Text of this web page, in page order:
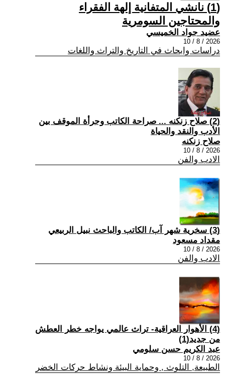
(1) نانشي المتفانية إلهة الفقراء
والمحتاجين السومرية
عضيد جواد الخميسي
2026 / 8 / 10
دراسات وابحاث في التاريخ والتراث واللغات
(2) صلاح زنكنه ... صراحة الكاتب وجرأة الموقف بين
الأدب والنقد والحياة
صلاح زنكنه
2026 / 8 / 10
الادب والفن
(3) سخرية شهر آب/ الكاتب والباحث نبيل الربيعي
مقداد مسعود
2026 / 8 / 10
الادب والفن
(4) الأهوار العراقية- تراث عالمي يواجه خطر العطش
من جديد(1)
عبد الكريم حسن سلومي
2026 / 8 / 10
الطبيعة, التلوث , وحماية البيئة ونشاط حركات الخضر